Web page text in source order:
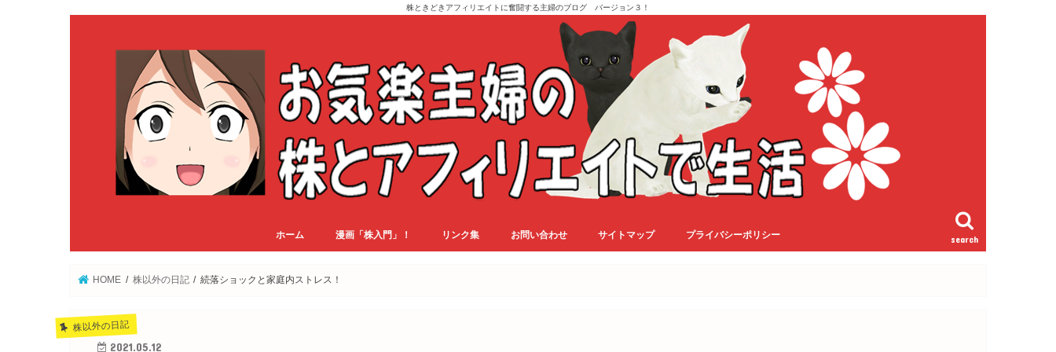
株ときどきアフィリエイトに奮闘する主婦のブログ バージョン３！
search
ホーム 漫画「株入門」！ リンク集 お問い合わせ サイトマップ プライバシーポリシー
HOME 株以外の日記 続落ショックと家庭内ストレス！
株以外の日記
2021.05.12